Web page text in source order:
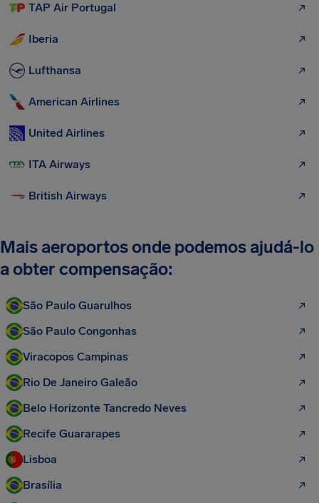
TAP Air Portugal
Iberia
Lufthansa
American Airlines
United Airlines
ITA Airways
British Airways
Mais aeroportos onde podemos ajudá-lo
a obter compensação:
São Paulo Guarulhos
São Paulo Congonhas
Viracopos Campinas
Rio De Janeiro Galeão
Belo Horizonte Tancredo Neves
Recife Guararapes
Lisboa
Brasília